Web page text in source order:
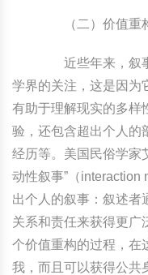
（二）价值重构
近些年来，叙事
学界的关注，这是因为
有助于理解现实的多样
验，还包含超出个人的
经历等。美国民俗学家
动性叙事”（interaction
出个人的叙事：叙述者
关系和责任来获得更广
个价值重构的过程，在
我，而且可以获得公共